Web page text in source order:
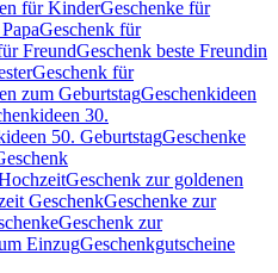
für KinderGeschenke für
Geschenk für
FreundGeschenk beste Freundin
Geschenk für
zum GeburtstagGeschenkideen
30.
50. GeburtstagGeschenke
Geschenk zur goldenen
GeschenkGeschenke zur
Geschenk zur
EinzugGeschenkgutscheine